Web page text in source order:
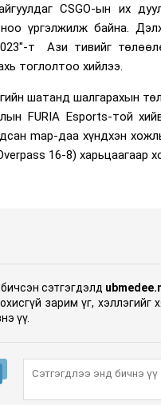
CSGO-ын их
үргэлжилж байна.
т Ази тивийг
тоглолтоо хийлээ.
шатанд шалгарахын
FURIA Esports-той
map-даа хүндхэн
16-8) харьцаагаар
сэтгэгдэлд
зарим үг,
үү.